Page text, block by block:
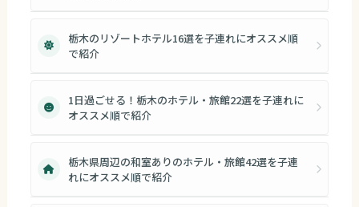
栃木のリゾートホテル16選を子連れにオススメ順
で紹介
1日過ごせる！栃木のホテル・旅館22選を子連れに
オススメ順で紹介
栃木県周辺の和室ありのホテル・旅館42選を子連
れにオススメ順で紹介